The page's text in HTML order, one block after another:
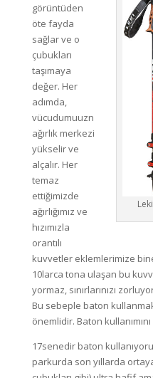
görüntüden
öte fayda
sağlar ve o
çubukları
taşımaya
değer. Her
adımda,
vücudumuuzn
ağırlık merkezi
yükselir ve
alçalır. Her
temaz
ettiğimizde
ağırlığımız ve
hızımızla
orantılı
kuvvetler eklemlerimize
10larca tona ulaşan bu
yormaz, sınırlarınızı
Bu sebeple baton
önemlidir. Baton
17senedir baton
parkurda son yıllarda